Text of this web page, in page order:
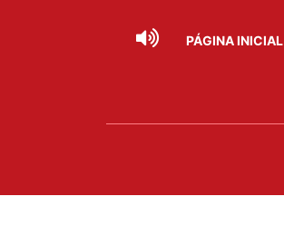
PÁGINA INICIAL